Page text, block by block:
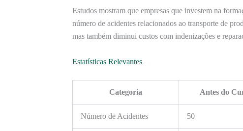
Estudos mostram que empresas que investem na
número de acidentes relacionados ao transporte de
mas também diminui custos com indenizações e
Estatísticas Relevantes
Categoria Antes do
Número de Acidentes 50